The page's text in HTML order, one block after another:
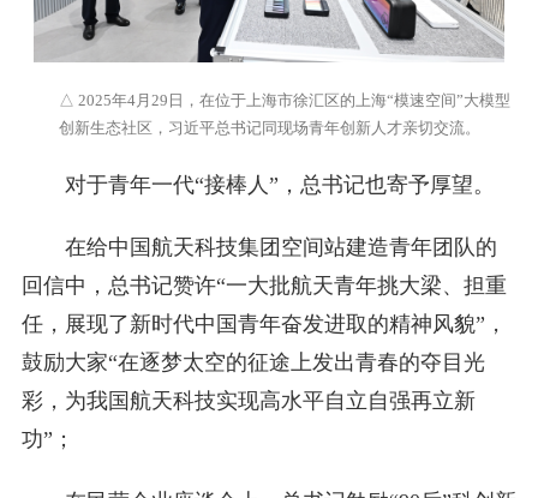
△ 2025年4月29日，在位于上海市徐汇区的上海“模速空间”大模型
创新生态社区，习近平总书记同现场青年创新人才亲切交流。
对于青年一代“接棒人”，总书记也寄予厚望。
在给中国航天科技集团空间站建造青年团队的
回信中，总书记赞许“一大批航天青年挑大梁、担重
任，展现了新时代中国青年奋发进取的精神风貌”，
鼓励大家“在逐梦太空的征途上发出青春的夺目光
彩，为我国航天科技实现高水平自立自强再立新
功”；